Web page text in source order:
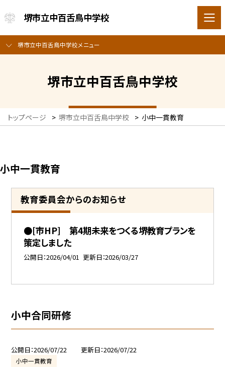
堺市立中百舌鳥中学校
堺市立中百舌鳥中学校メニュー
堺市立中百舌鳥中学校
トップページ > 堺市立中百舌鳥中学校 > 小中一貫教育
小中一貫教育
教育委員会からのお知らせ
●[市HP] 第4期未来をつくる堺教育プランを
策定しました
公開日 2026/04/01 更新日 2026/03/27
小中合同研修
公開日 2026/07/22 更新日 2026/07/22
小中一貫教育